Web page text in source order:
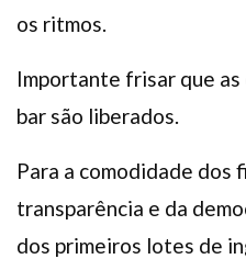
os ritmos.
Importante frisar que as
bar são liberados.
Para a comodidade dos
transparência e da
dos primeiros lotes de